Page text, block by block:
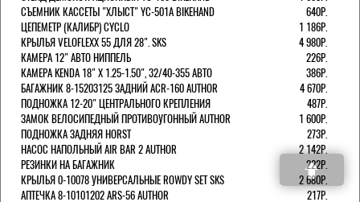
СЪЕМНИК КАССЕТЫ "ХЛЫСТ" YC-501A BIKEHAND
640Р.
ЦЕПЕМЕТР (КАЛИБР) CYCLO
1 186Р.
КРЫЛЬЯ VELOFLEXX 55 ДЛЯ 28". SKS
4 980Р.
КАМЕРА 12" АВТО НИППЕЛЬ
226Р.
КАМЕРА KENDA 18" Х 1.25-1.50", 32/40-355 АВТО
386Р.
БАГАЖНИК 8-15203125 ЗАДНИЙ ACR-160 AUTHOR
4 670Р.
ПОДНОЖКА 12-20" ЦЕНТРАЛЬНОГО КРЕПЛЕНИЯ
487Р.
ЗАМОК ВЕЛОСИПЕДНЫЙ ПРОТИВОУГОННЫЙ AUTHOR
1 600Р.
ПОДНОЖКА ЗАДНЯЯ HORST
273Р.
НАСОС НАПОЛЬНЫЙ AIR BAR 2 AUTHOR
2 142Р.
РЕЗИНКИ НА БАГАЖНИК
222Р.
КРЫЛЬЯ 0-10078 УНИВЕРСАЛЬНЫЕ ROWDY SET SKS
2 680Р.
АПТЕЧКА 8-10101202 ARS-56 AUTHOR
217Р.